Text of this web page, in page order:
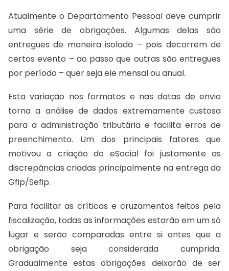
Atualmente o Departamento Pessoal deve cumprir
uma série de obrigações. Algumas delas são
entregues de maneira isolada – pois decorrem de
certos evento – ao passo que outras são entregues
por período – quer seja ele mensal ou anual.
Esta variação nos formatos e nas datas de envio
torna a análise de dados extremamente custosa
para a administração tributária e facilita erros de
preenchimento. Um dos principais fatores que
motivou a criação do eSocial foi justamente as
discrepâncias criadas principalmente na entrega da
Gfip/Sefip.
Para facilitar as críticas e cruzamentos feitos pela
fiscalização, todas as informações estarão em um só
lugar e serão comparadas entre si antes que a
obrigação seja considerada cumprida.
Gradualmente estas obrigações deixarão de ser